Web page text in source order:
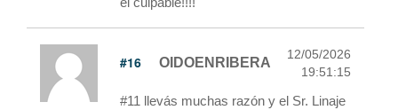
#16 OIDOENRIBERA
12/05/2026
19:51:15
#11 llevás muchas razón y el Sr. Linaje